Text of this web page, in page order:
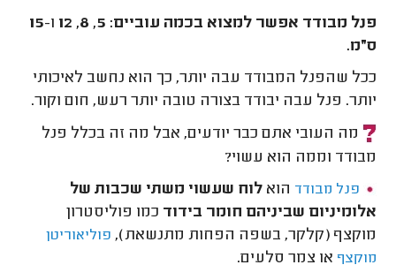
פנל מבודד אפשר למצוא בכמה עוביים: 5, 8, 12 ו-15
ס״מ.
ככל שהפנל המבודד עבה יותר, כך הוא נחשב לאיכותי
יותר. פנל עבה יבודד בצורה טובה יותר רעש, חום וקור.
מה העובי אתם כבר יודעים, אבל מה זה בכלל פנל
מבודד וממה הוא עשוי?
פנל מבודד הואלוח שעשוי משתי שכבות של
אלומיניום שביניהם חומר בידוד כמו פוליסטרון
מוקצף (קלקר, בשפה הפחות מתנשאת), פוליאוריטן
מוקצף או צמר סלעים.